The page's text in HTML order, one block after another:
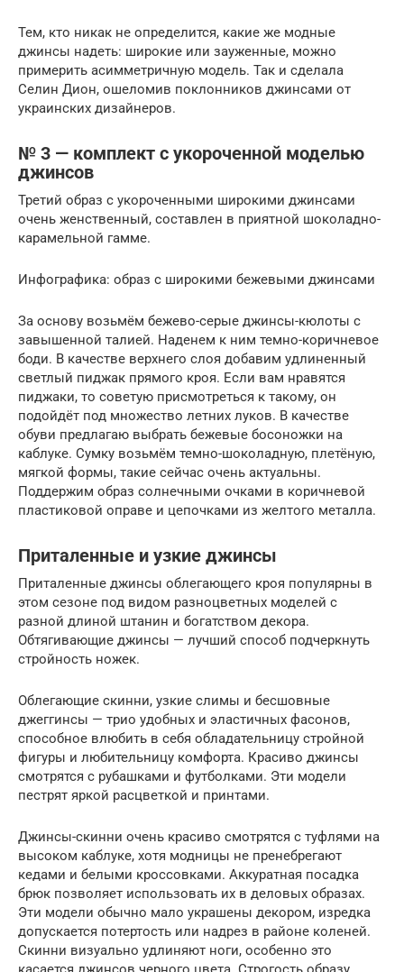
Тем, кто никак не определится, какие же модные
джинсы надеть: широкие или зауженные, можно
примерить асимметричную модель. Так и сделала
Селин Дион, ошеломив поклонников джинсами от
украинских дизайнеров.
№ 3 — комплект с укороченной моделью
джинсов
Третий образ с укороченными широкими джинсами
очень женственный, составлен в приятной шоколадно-
карамельной гамме.
Инфографика: образ с широкими бежевыми джинсами
За основу возьмём бежево-серые джинсы-кюлоты с
завышенной талией. Наденем к ним темно-коричневое
боди. В качестве верхнего слоя добавим удлиненный
светлый пиджак прямого кроя. Если вам нравятся
пиджаки, то советую присмотреться к такому, он
подойдёт под множество летних луков. В качестве
обуви предлагаю выбрать бежевые босоножки на
каблуке. Сумку возьмём темно-шоколадную, плетёную,
мягкой формы, такие сейчас очень актуальны.
Поддержим образ солнечными очками в коричневой
пластиковой оправе и цепочками из желтого металла.
Приталенные и узкие джинсы
Приталенные джинсы облегающего кроя популярны в
этом сезоне под видом разноцветных моделей с
разной длиной штанин и богатством декора.
Обтягивающие джинсы — лучший способ подчеркнуть
стройность ножек.
Облегающие скинни, узкие слимы и бесшовные
джеггинсы — трио удобных и эластичных фасонов,
способное влюбить в себя обладательницу стройной
фигуры и любительницу комфорта. Красиво джинсы
смотрятся с рубашками и футболками. Эти модели
пестрят яркой расцветкой и принтами.
Джинсы-скинни очень красиво смотрятся с туфлями на
высоком каблуке, хотя модницы не пренебрегают
кедами и белыми кроссовками. Аккуратная посадка
брюк позволяет использовать их в деловых образах.
Эти модели обычно мало украшены декором, изредка
допускается потертость или надрез в районе коленей.
Скинни визуально удлиняют ноги, особенно это